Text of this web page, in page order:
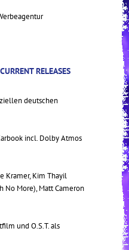
RELEASES
deutschen
incl. Dolby Atmos
Kramer, Kim Thayil
No More), Matt Cameron
und O.S.T. als